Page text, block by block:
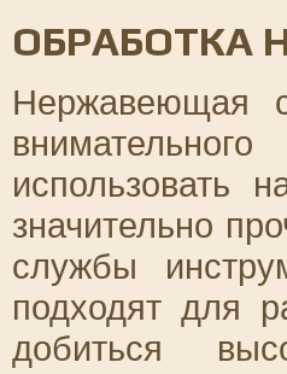
ОБРАБОТКА
Нержавеющая
использовать
значительно
службы
подходят для
добиться